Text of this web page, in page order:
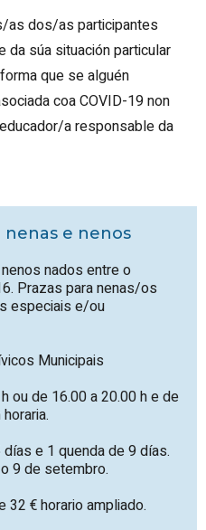
dos/as participantes
súa situación particular
que se alguén
coa COVID-19 non
a responsable da
nenas e nenos
nados entre o
Prazas para nenas/os
especiais e/ou
Municipais
ou de 16.00 a 20.00 h e de
e 1 quenda de 9 días.
9 de setembro.
32 € horario ampliado.